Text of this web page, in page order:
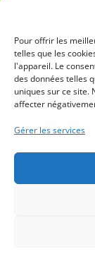
Pour offrir les
telles que les
l'appareil. Le
des données telles
uniques sur ce site.
affecter
Gérer les services
20212